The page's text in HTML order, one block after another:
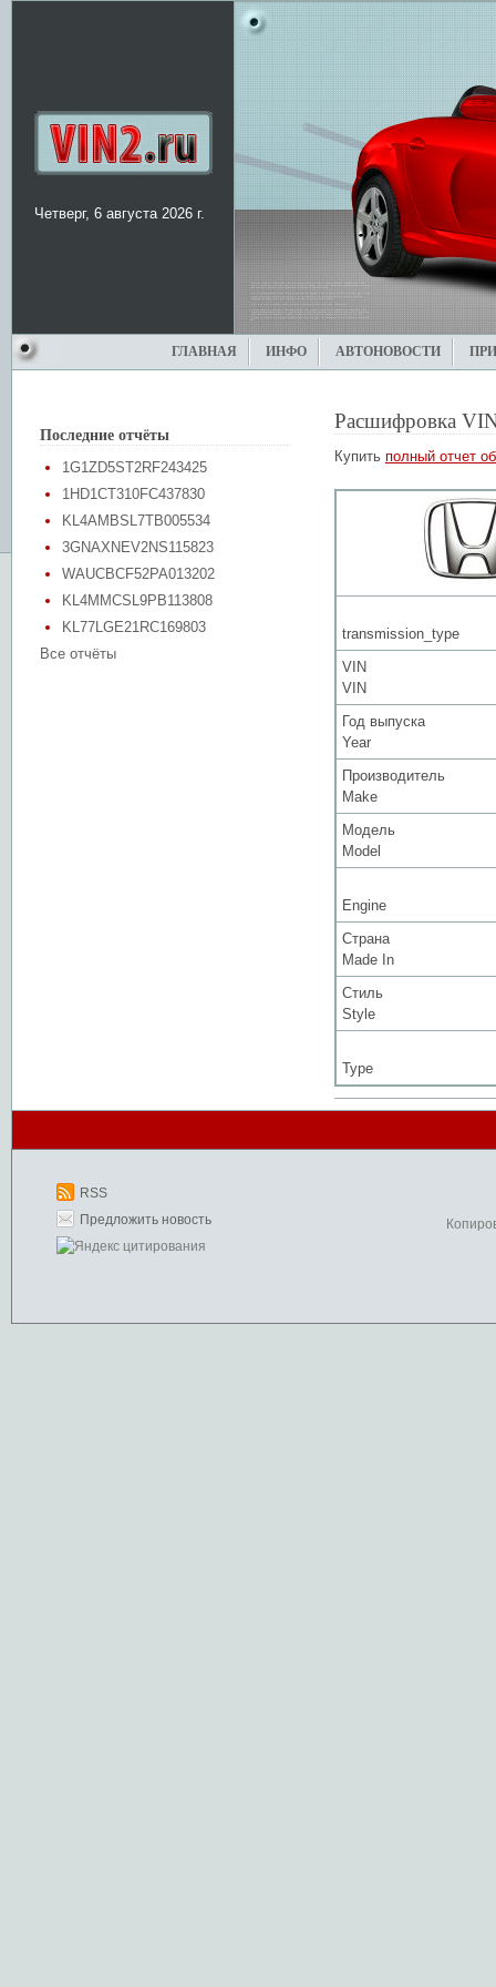
Четверг, 6 августа 2026 г.
ГЛАВНАЯ ИНФО АВТОНОВОСТИ
Последние отчёты
1G1ZD5ST2RF243425
1HD1CT310FC437830
KL4AMBSL7TB005534
3GNAXNEV2NS115823
WAUCBCF52PA013202
KL4MMCSL9PB113808
KL77LGE21RC169803
Все отчёты
Расшифровка
Купить полный отчет
transmission_type
VIN
VIN
Год выпуска
Year
Производитель
Make
Модель
Model
Engine
Страна
Made In
Стиль
Style
Type
RSS
Предложить новость